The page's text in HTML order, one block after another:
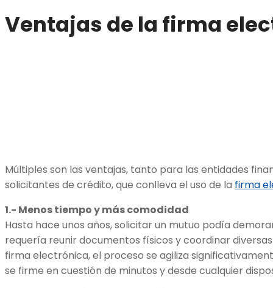
Ventajas de la firma
Múltiples son las ventajas, tanto para las entidades
solicitantes de crédito, que conlleva el uso de la firma
1.- Menos tiempo y más comodidad
Hasta hace unos años, solicitar un mutuo podía
requería reunir documentos físicos y coordinar
firma electrónica, el proceso se agiliza
se firme en cuestión de minutos y desde cualquier